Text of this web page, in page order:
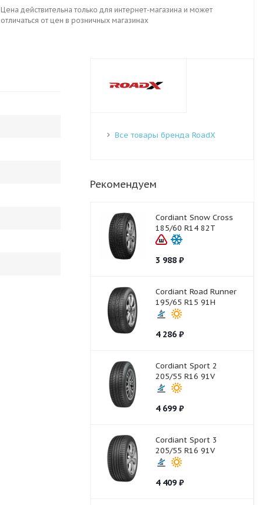
Цена действительна только для интернет-магазина и может
отличаться от цен в розничных магазинах
Все товары бренда RoadX
Рекомендуем
Cordiant Snow Cross
185/60 R14 82T
3 988 ₽
Cordiant Road Runner
195/65 R15 91H
4 286 ₽
Cordiant Sport 2
205/55 R16 91V
4 699 ₽
Cordiant Sport 3
205/55 R16 91V
4 409 ₽